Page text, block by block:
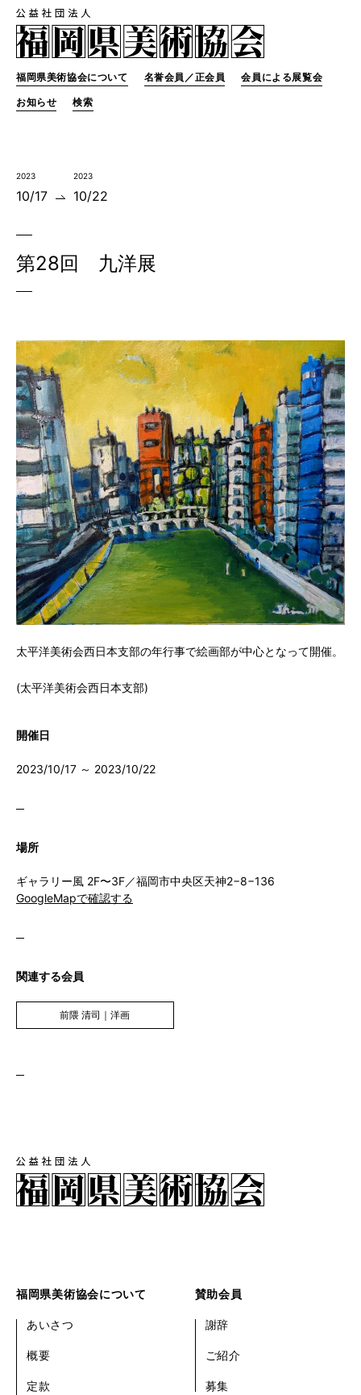
福岡県美術協会について 名誉会員／正会員 会員による展覧会
お知らせ 検索
2023
10/17
2023
10/22
第28回 九洋展
太平洋美術会西日本支部の年行事で絵画部が中心となって開催。
(太平洋美術会西日本支部)
開催日
2023/10/17 ～ 2023/10/22
場所
ギャラリー風 2F〜3F／福岡市中央区天神2−8−136
GoogleMapで確認する
関連する会員
前隈 清司｜洋画
福岡県美術協会について
あいさつ
概要
定款
賛助会員
謝辞
ご紹介
募集